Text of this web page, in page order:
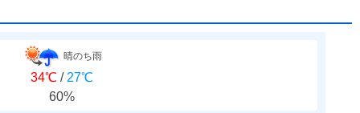
晴のち雨
34℃ / 27℃
60%